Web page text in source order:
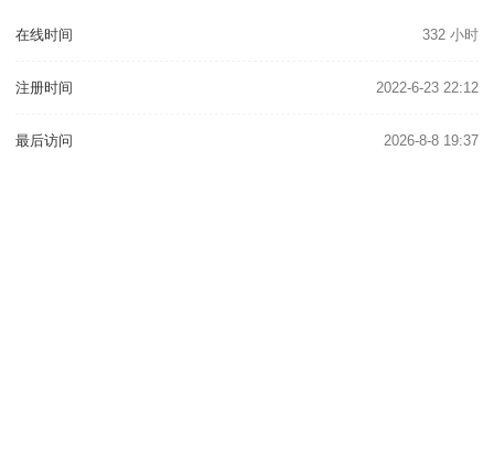
在线时间 332 小时
注册时间 2022-6-23 22:12
最后访问 2026-8-8 19:37